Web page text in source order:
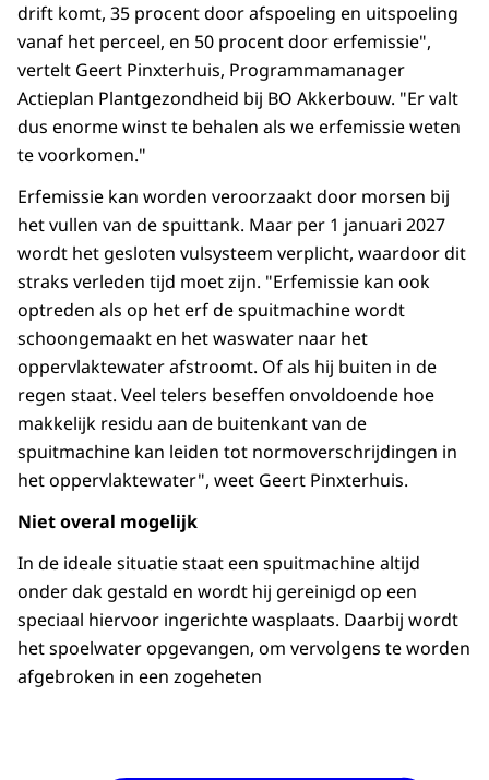
drift komt, 35 procent door afspoeling en uitspoeling
vanaf het perceel, en 50 procent door erfemissie",
vertelt Geert Pinxterhuis, Programmamanager
Actieplan Plantgezondheid bij BO Akkerbouw. "Er valt
dus enorme winst te behalen als we erfemissie weten
te voorkomen."
Erfemissie kan worden veroorzaakt door morsen bij
het vullen van de spuittank. Maar per 1 januari 2027
wordt het gesloten vulsysteem verplicht, waardoor dit
straks verleden tijd moet zijn. "Erfemissie kan ook
optreden als op het erf de spuitmachine wordt
schoongemaakt en het waswater naar het
oppervlaktewater afstroomt. Of als hij buiten in de
regen staat. Veel telers beseffen onvoldoende hoe
makkelijk residu aan de buitenkant van de
spuitmachine kan leiden tot normoverschrijdingen in
het oppervlaktewater", weet Geert Pinxterhuis.
Niet overal mogelijk
In de ideale situatie staat een spuitmachine altijd
onder dak gestald en wordt hij gereinigd op een
speciaal hiervoor ingerichte wasplaats. Daarbij wordt
het spoelwater opgevangen, om vervolgens te worden
afgebroken in een zogeheten